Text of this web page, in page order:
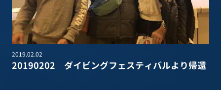
2019.02.02
20190202 ダイビングフェスティバルより帰還